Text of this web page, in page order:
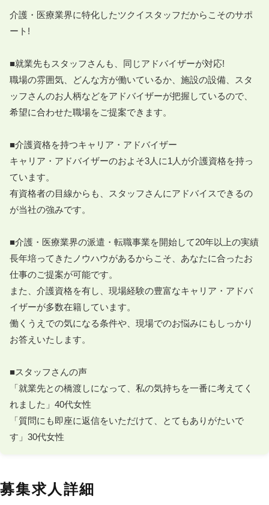
介護・医療業界に特化したツクイスタッフだからこそのサポ
ート!
■就業先もスタッフさんも、同じアドバイザーが対応!
職場の雰囲気、どんな方が働いているか、施設の設備、スタ
ッフさんのお人柄などをアドバイザーが把握しているので、
希望に合わせた職場をご提案できます。
■介護資格を持つキャリア・アドバイザー
キャリア・アドバイザーのおよそ3人に1人が介護資格を持っ
ています。
有資格者の目線からも、スタッフさんにアドバイスできるの
が当社の強みです。
■介護・医療業界の派遣・転職事業を開始して20年以上の実績
長年培ってきたノウハウがあるからこそ、あなたに合ったお
仕事のご提案が可能です。
また、介護資格を有し、現場経験の豊富なキャリア・アドバ
イザーが多数在籍しています。
働くうえでの気になる条件や、現場でのお悩みにもしっかり
お答えいたします。
■スタッフさんの声
「就業先との橋渡しになって、私の気持ちを一番に考えてく
れました」40代女性
「質問にも即座に返信をいただけて、とてもありがたいで
す」30代女性
募集求人詳細